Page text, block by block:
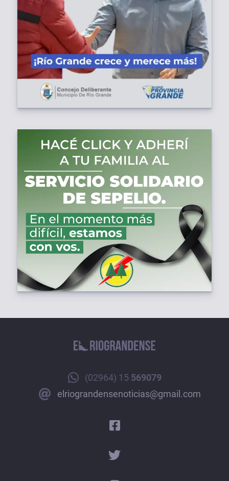
(02964) 15 569079
elriograndensenoticias@gmail.com